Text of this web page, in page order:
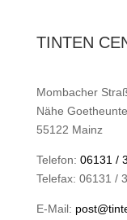
TINTEN
Mombacher
Nähe
55122 Mainz
Telefon: 06131 /
Telefax: 06131 /
E-Mail: